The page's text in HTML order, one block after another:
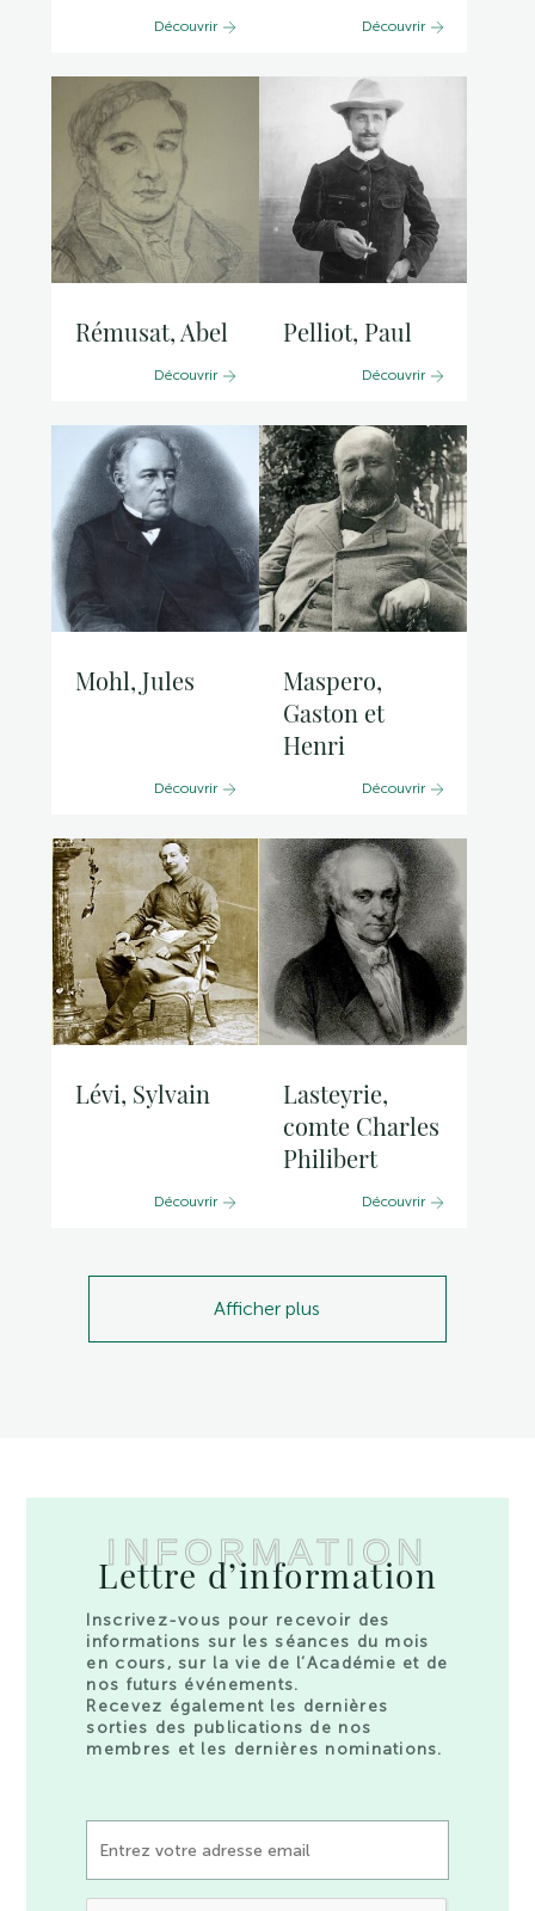
Découvrir Découvrir
Rémusat, Abel
Découvrir
Pelliot, Paul
Découvrir
Mohl, Jules
Découvrir
Maspero,
Gaston et
Henri
Découvrir
Lévi, Sylvain
Découvrir
Lasteyrie,
comte Charles
Philibert
Découvrir
Afficher plus
INFORMATION
Lettre d’information
Inscrivez-vous pour recevoir des
informations sur les séances du mois
en cours, sur la vie de l’Académie et de
nos futurs événements.
Recevez également les dernières
sorties des publications de nos
membres et les dernières nominations.